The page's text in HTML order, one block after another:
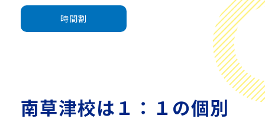
時間割
南草津校は１：１の個別